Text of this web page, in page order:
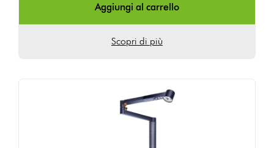
Aggiungi al carrello
Scopri di più